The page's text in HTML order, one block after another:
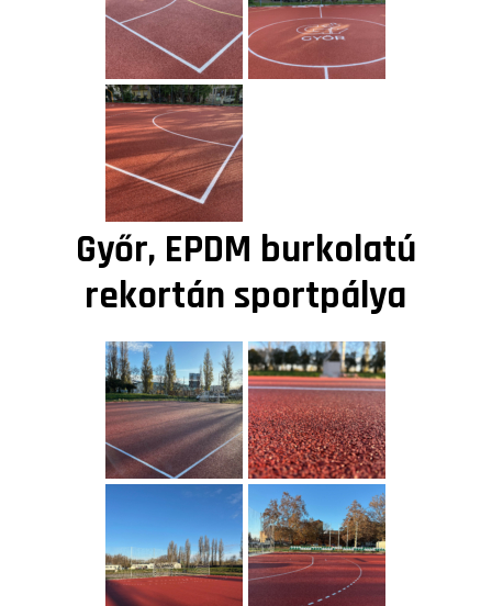
Győr, EPDM burkolatú
rekortán sportpálya